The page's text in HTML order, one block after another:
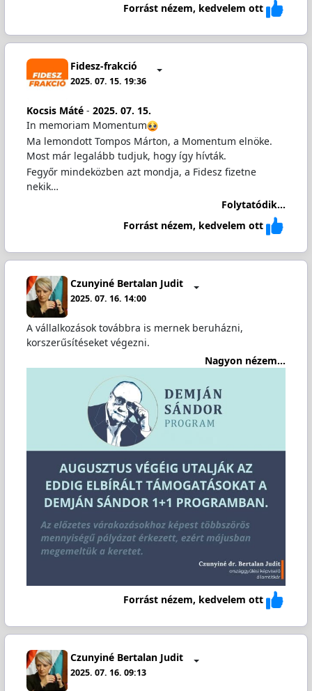
Forrást nézem, kedvelem ott
Fidesz-frakció
2025. 07. 15. 19:36
Kocsis Máté- 2025. 07. 15.
In memoriam Momentum
Ma lemondott Tompos Márton, a Momentum elnöke.
Most már legalább tudjuk, hogy így hívták.
Fegyőr mindeközben azt mondja, a Fidesz fizetne
nekik…
Folytatódik...
Forrást nézem, kedvelem ott
Czunyiné Bertalan Judit
2025. 07. 16. 14:00
A vállalkozások továbbra is mernek beruházni,
korszerűsítéseket végezni.
Nagyon nézem...
Forrást nézem, kedvelem ott
Czunyiné Bertalan Judit
2025. 07. 16. 09:13